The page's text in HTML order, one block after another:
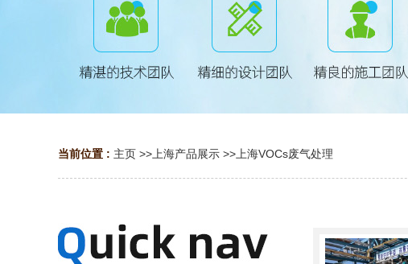
当前位置 : 主页 >> 上海产品展示 >> 上海VOCs废气处理